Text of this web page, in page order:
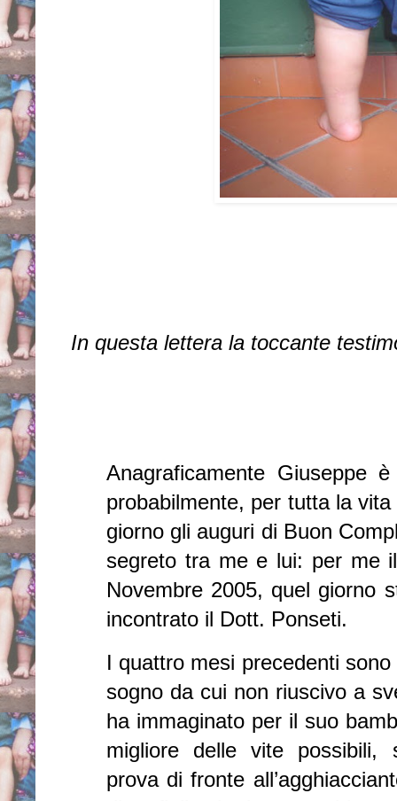
In questa lettera la toccante
Anagraficamente Giuseppe
probabilmente, per tutta la
giorno gli auguri di Buon
segreto tra me e lui: per me
Novembre 2005, quel giorno
incontrato il Dott. Ponseti.
I quattro mesi precedenti
sogno da cui non riuscivo a
ha immaginato per il suo
migliore delle vite possibili,
prova di fronte